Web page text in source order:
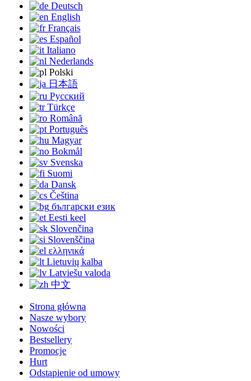
Deutsch
English
Français
Español
Italiano
Nederlands
Polski
日本語
Русский
Türkçe
Română
Português
Magyar
Bokmål
Svenska
Suomi
Dansk
Čeština
български език
Eesti keel
Slovenčina
Slovenščina
ελληνικά
Lietuvių kalba
Latviešu valoda
中文
Strona główna
Nasze wybory
Nowości
Bestsellery
Promocje
Hurt
Odstąpienie od umowy